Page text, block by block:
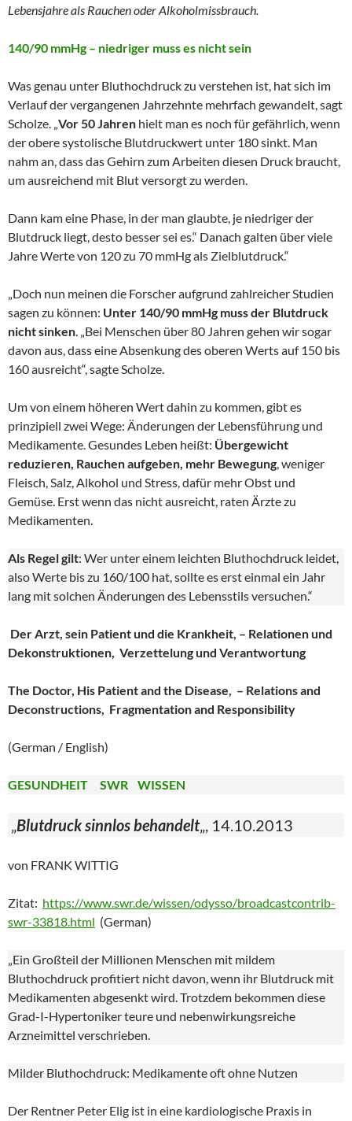
Lebensjahre als Rauchen oder Alkoholmissbrauch.
140/90 mmHg – niedriger muss es nicht sein
Was genau unter Bluthochdruck zu verstehen ist, hat sich im
Verlauf der vergangenen Jahrzehnte mehrfach gewandelt, sagt
Scholze. „Vor 50 Jahren hielt man es noch für gefährlich, wenn
der obere systolische Blutdruckwert unter 180 sinkt. Man
nahm an, dass das Gehirn zum Arbeiten diesen Druck braucht,
um ausreichend mit Blut versorgt zu werden.
Dann kam eine Phase, in der man glaubte, je niedriger der
Blutdruck liegt, desto besser sei es.“ Danach galten über viele
Jahre Werte von 120 zu 70 mmHg als Zielblutdruck.“
„Doch nun meinen die Forscher aufgrund zahlreicher Studien
sagen zu können: Unter 140/90 mmHg muss der Blutdruck
nicht sinken. „Bei Menschen über 80 Jahren gehen wir sogar
davon aus, dass eine Absenkung des oberen Werts auf 150 bis
160 ausreicht“, sagte Scholze.
Um von einem höheren Wert dahin zu kommen, gibt es
prinzipiell zwei Wege: Änderungen der Lebensführung und
Medikamente. Gesundes Leben heißt: Übergewicht
reduzieren, Rauchen aufgeben, mehr Bewegung, weniger
Fleisch, Salz, Alkohol und Stress, dafür mehr Obst und
Gemüse. Erst wenn das nicht ausreicht, raten Ärzte zu
Medikamenten.
Als Regel gilt: Wer unter einem leichten Bluthochdruck leidet,
also Werte bis zu 160/100 hat, sollte es erst einmal ein Jahr
lang mit solchen Änderungen des Lebensstils versuchen.“
Der Arzt, sein Patient und die Krankheit, – Relationen und
Dekonstruktionen, Verzettelung und Verantwortung
The Doctor, His Patient and the Disease, – Relations and
Deconstructions, Fragmentation and Responsibility
(German / English)
GESUNDHEIT SWR WISSEN
„Blutdruck sinnlos behandelt„, 14.10.2013
von FRANK WITTIG
Zitat: https://www.swr.de/wissen/odysso/broadcastcontrib-
swr-33818.html (German)
„Ein Großteil der Millionen Menschen mit mildem
Bluthochdruck profitiert nicht davon, wenn ihr Blutdruck mit
Medikamenten abgesenkt wird. Trotzdem bekommen diese
Grad-I-Hypertoniker teure und nebenwirkungsreiche
Arzneimittel verschrieben.
Milder Bluthochdruck: Medikamente oft ohne Nutzen
Der Rentner Peter Elig ist in eine kardiologische Praxis in